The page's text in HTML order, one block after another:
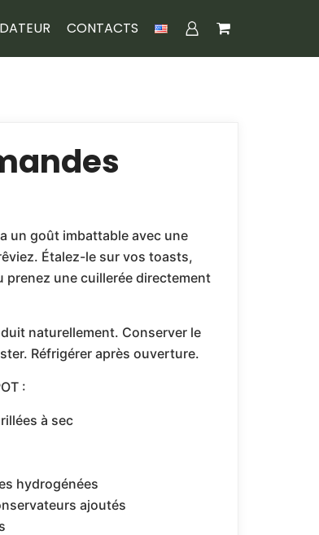
CONTACTS
un goût imbattable avec une
Étalez-le sur vos toasts,
une cuillerée directement
naturellement. Conserver le
Réfrigérer après ouverture.
:
à sec
hydrogénées
ajoutés